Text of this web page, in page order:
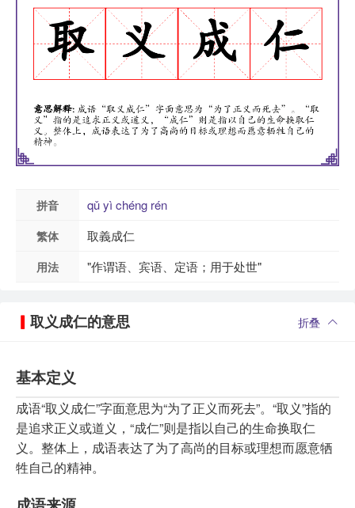
拼音 qǔyì chéng rén
繁体 取義成仁
用法 "作谓语、宾语、定语；用于处世"
取义成仁的意思 折叠
基本定义
成语“取义成仁”字面意思为“为了正义而死去”。“取义”指的
是追求正义或道义，“成仁”则是指以自己的生命换取仁
义。整体上，成语表达了为了高尚的目标或理想而愿意牺
牲自己的精神。